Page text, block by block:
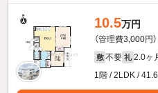
10.5万円
（管理費3,000円）
敷 不要 礼 2.0ヶ
1階 / 2LDK /